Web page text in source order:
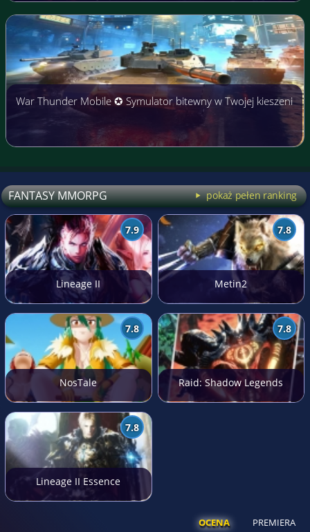
War Thunder Mobile ✪ Symulator bitewny w Twojej kieszeni
FANTASY MMORPG pokaż pełen ranking
7.9
Lineage II
7.8
Metin2
7.8
NosTale
7.8
Raid: Shadow Legends
7.8
Lineage II Essence
OCENA PREMIERA